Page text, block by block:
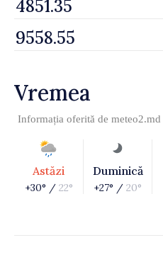
Vremea
Informația oferită de meteo2.md
Astăzi
+30° / 22°
Duminică
+27° / 20°